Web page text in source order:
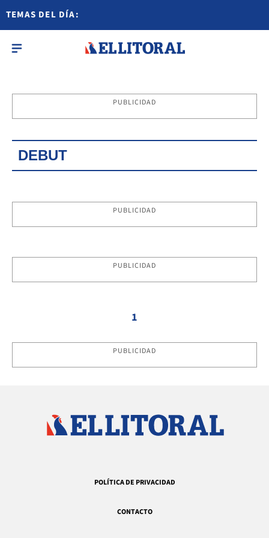
TEMAS DEL DÍA:
PUBLICIDAD
DEBUT
PUBLICIDAD
PUBLICIDAD
1
PUBLICIDAD
POLÍTICA DE PRIVACIDAD
CONTACTO